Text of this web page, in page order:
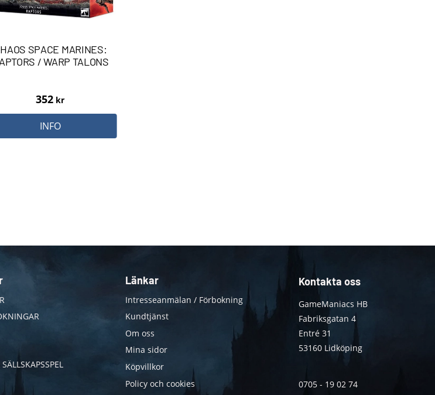
SPACE MARINES:
/ WARP TALONS
352 kr
INFO
Länkar
Intresseanmälan / Förbokning
Kundtjänst
Om oss
Mina sidor
Köpvillkor
Policy och cookies
Kontakta oss
GameManiacs HB
Fabriksgatan 4
Entré 31
53160 Lidköping
0705 - 19 02 74